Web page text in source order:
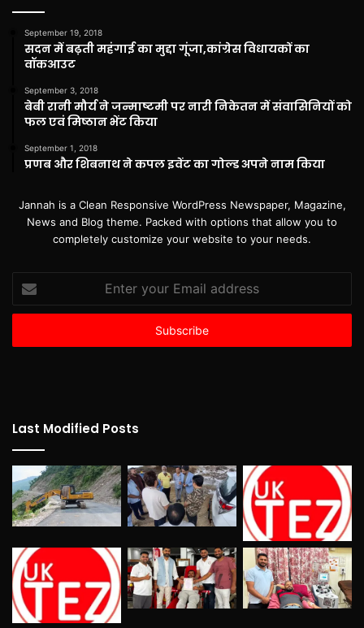
September 19, 2018
सदन में बढ़ती महंगाई का मुद्दा गूंजा,कांग्रेस विधायकों का
वॉकआउट
September 3, 2018
बेबी रानी मौर्य ने जन्माष्टमी पर नारी निकेतन में संवासिनियों को
फल एवं मिष्ठान भेंट किया
September 1, 2018
प्रणब और शिबनाथ ने कपल इवेंट का गोल्ड अपने नाम किया
Jannah is a Clean Responsive WordPress Newspaper, Magazine,
News and Blog theme. Packed with options that allow you to
completely customize your website to your needs.
your
Email
Last Modified Posts